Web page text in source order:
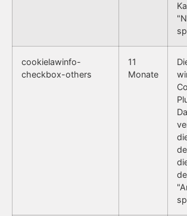
cookielawinfo-
checkbox-others
11
Monate